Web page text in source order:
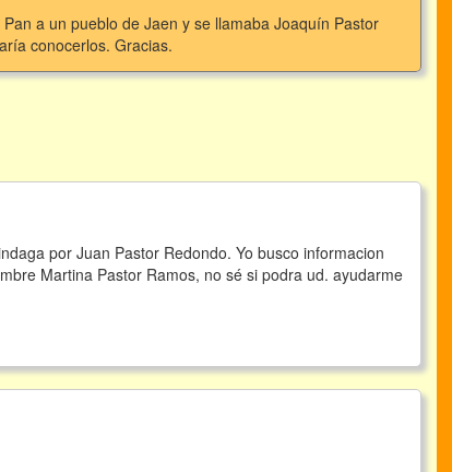
a un pueblo de Jaen y se llamaba Joaquín Pastor
conocerlos. Gracias.
por Juan Pastor Redondo. Yo busco informacion
Martina Pastor Ramos, no sé si podra ud. ayudarme